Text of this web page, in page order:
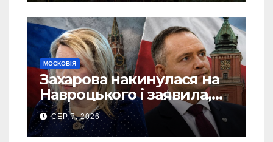
МОСКОВІЯ
Захарова накинулася на
Навроцького і заявила,
що Польща зобов’язана
існуванням Сталіну
СЕР 7, 2026